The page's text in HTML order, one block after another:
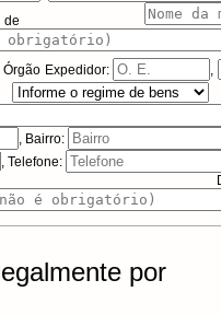
de
Órgão Expedidor:
,
, Bairro:
, Telefone:
por